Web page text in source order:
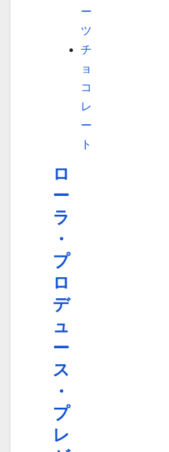
ー
ツ
チ
ョ
コ
レ
ー
ト
ロ
ー
ラ
・
プ
ロ
デ
ュ
ー
ス
・
プ
レ